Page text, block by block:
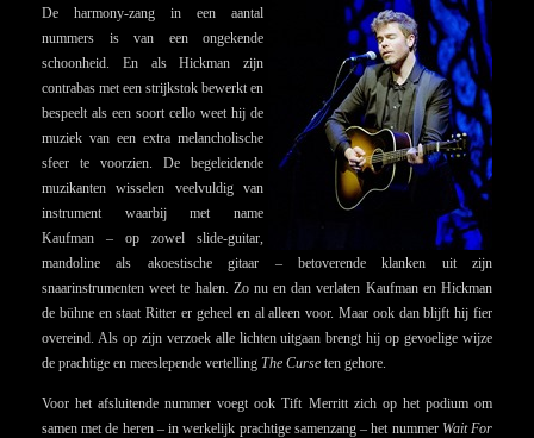
De harmony-zang in een aantal
nummers is van een ongekende
schoonheid. En als Hickman zijn
contrabas met een strijkstok bewerkt en
bespeelt als een soort cello weet hij de
muziek van een extra melancholische
sfeer te voorzien. De begeleidende
muzikanten wisselen veelvuldig van
instrument waarbij met name
Kaufman – op zowel slide-guitar,
mandoline als akoestische gitaar – betoverende klanken uit zijn
snaarinstrumenten weet te halen. Zo nu en dan verlaten Kaufman en Hickman
de bühne en staat Ritter er geheel en al alleen voor. Maar ook dan blijft hij fier
overeind. Als op zijn verzoek alle lichten uitgaan brengt hij op gevoelige wijze
de prachtige en meeslepende vertelling The Curse ten gehore.
Voor het afsluitende nummer voegt ook Tift Merritt zich op het podium om
samen met de heren – in werkelijk prachtige samenzang – het nummer Wait For